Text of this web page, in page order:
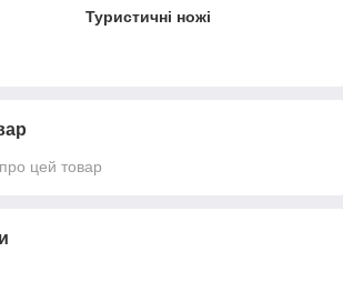
Туристичні ножі
цей товар